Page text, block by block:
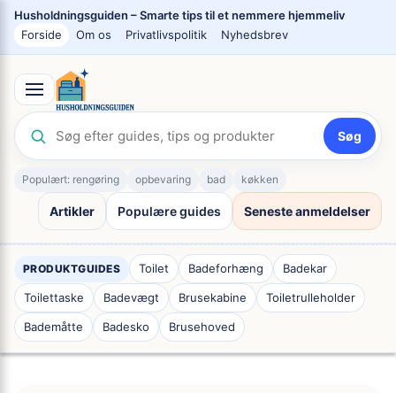
Spring
indhold
Husholdningsguiden – Smarte tips til et nemmere hjemmeliv
Forside
Om os Privatlivspolitik Nyhedsbrev
Søg
Populært: rengøring opbevaring bad køkken
Artikler Populære guides Seneste anmeldelser
PRODUKTGUIDES Toilet Badeforhæng Badekar
Toilettaske Badevægt Brusekabine Toiletrulleholder
Bademåtte Badesko Brusehoved